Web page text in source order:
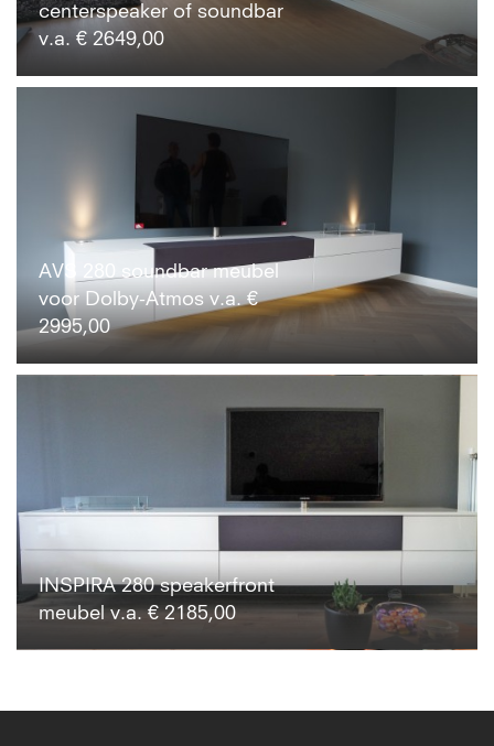
centerspeaker of soundbar
v.a. € 2649,00
AVS 280 soundbar meubel
voor Dolby-Atmos v.a. €
2995,00
INSPIRA 280 speakerfront
meubel v.a. € 2185,00